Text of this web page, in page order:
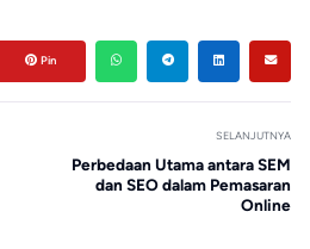
Pin
SELANJUTNYA
Perbedaan Utama antara SEM
dan SEO dalam Pemasaran
Online